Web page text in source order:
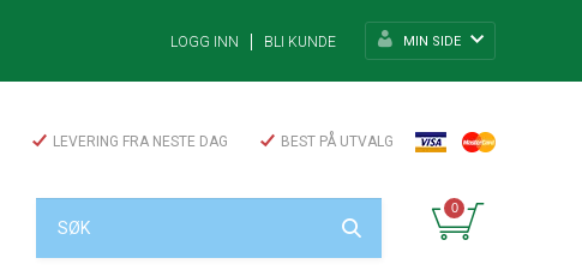
LOGG INN BLI KUNDE MIN SIDE
LEVERING FRA NESTE DAG BEST PÅ UTVALG
0